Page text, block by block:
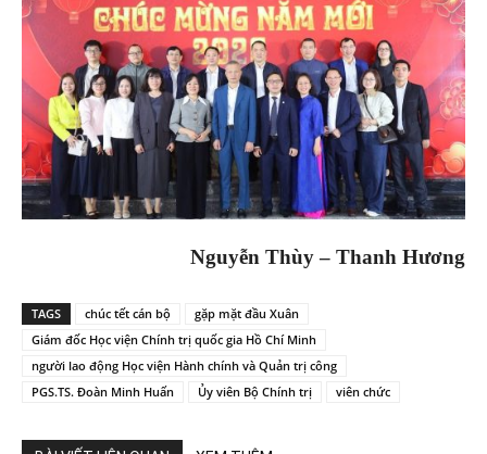
Nguyễn Thùy – Thanh Hương
TAGS chúc tết cán bộ
gặp mặt đầu Xuân
Giám đốc Học viện Chính trị quốc gia Hồ Chí Minh
người lao động Học viện Hành chính và Quản trị công
PGS.TS. Đoàn Minh Huấn
Ủy viên Bộ Chính trị viên chức